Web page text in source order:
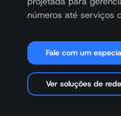
números até serviços
Fale com um
Ver soluções de rede